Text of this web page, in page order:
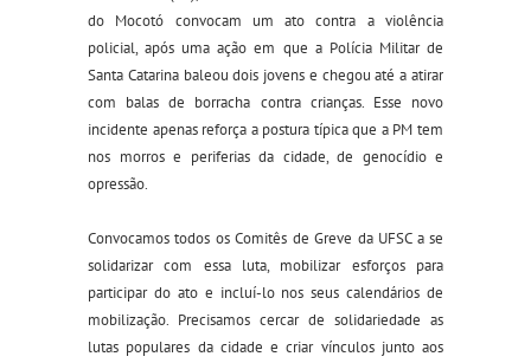
do Mocotó convocam um ato contra a violência
policial, após uma ação em que a Polícia Militar de
Santa Catarina baleou dois jovens e chegou até a atirar
com balas de borracha contra crianças. Esse novo
incidente apenas reforça a postura típica que a PM tem
nos morros e periferias da cidade, de genocídio e
opressão.
Convocamos todos os Comitês de Greve da UFSC a se
solidarizar com essa luta, mobilizar esforços para
participar do ato e incluí-lo nos seus calendários de
mobilização. Precisamos cercar de solidariedade as
lutas populares da cidade e criar vínculos junto aos